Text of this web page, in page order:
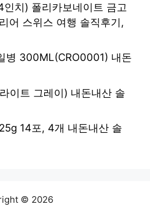
치) 폴리카보네이트 금고
어 스위스 여행 솔직후기,
병 300ML(CRO0001) 내돈
이트 그레이) 내돈내산 솔
14포, 4개 내돈내산 솔
© 2026